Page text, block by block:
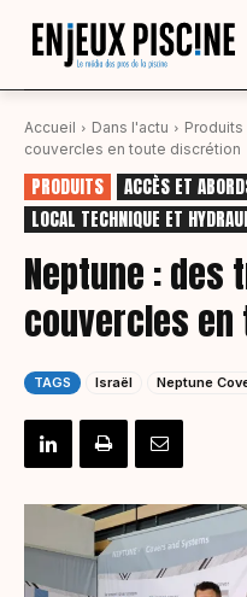
Accueil Dans l'actu Produits
couvercles en toute discrétion
PRODUITS ACCÈS ET
LOCAL TECHNIQUE ET
Neptune : des
couvercles
TAGS Israël Neptune